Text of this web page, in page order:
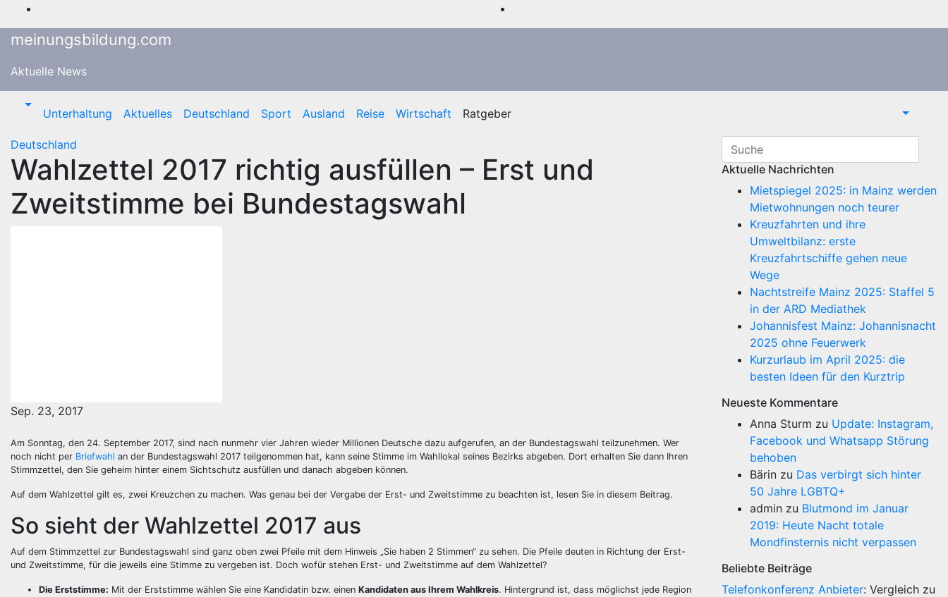
Inhalt
springen
meinungsbildung.com
Aktuelle News
Unterhaltung Aktuelles Deutschland Sport Ausland Reise Wirtschaft Ratgeber
Deutschland
Wahlzettel 2017 richtig ausfüllen – Erst und
Zweitstimme bei Bundestagswahl
Sep. 23, 2017
Am Sonntag, den 24. September 2017, sind nach nunmehr vier Jahren wieder Millionen Deutsche dazu aufgerufen, an der Bundestagswahl teilzunehmen. Wer
noch nicht per Briefwahl an der Bundestagswahl 2017 teilgenommen hat, kann seine Stimme im Wahllokal seines Bezirks abgeben. Dort erhalten Sie dann Ihren
Stimmzettel, den Sie geheim hinter einem Sichtschutz ausfüllen und danach abgeben können.
Auf dem Wahlzettel gilt es, zwei Kreuzchen zu machen. Was genau bei der Vergabe der Erst- und Zweitstimme zu beachten ist, lesen Sie in diesem Beitrag.
So sieht der Wahlzettel 2017 aus
Auf dem Stimmzettel zur Bundestagswahl sind ganz oben zwei Pfeile mit dem Hinweis „Sie haben 2 Stimmen“ zu sehen. Die Pfeile deuten in Richtung der Erst-
und Zweitstimme, für die jeweils eine Stimme zu vergeben ist. Doch wofür stehen Erst- und Zweitstimme auf dem Wahlzettel?
Die Erststimme: Mit der Erststimme wählen Sie eine Kandidatin bzw. einen Kandidaten aus Ihrem Wahlkreis. Hintergrund ist, dass möglichst jede Region
Aktuelle Nachrichten
Mietspiegel 2025: in Mainz werden
Mietwohnungen noch teurer
Kreuzfahrten und ihre
Umweltbilanz: erste
Kreuzfahrtschiffe gehen neue
Wege
Nachtstreife Mainz 2025: Staffel 5
in der ARD Mediathek
Johannisfest Mainz: Johannisnacht
2025 ohne Feuerwerk
Kurzurlaub im April 2025: die
besten Ideen für den Kurztrip
Neueste Kommentare
Anna Sturm zu Update: Instagram,
Facebook und Whatsapp Störung
behoben
Bärin zu Das verbirgt sich hinter
50 Jahre LGBTQ+
admin zu Blutmond im Januar
2019: Heute Nacht totale
Mondfinsternis nicht verpassen
Beliebte Beiträge
Telefonkonferenz Anbieter: Vergleich zu